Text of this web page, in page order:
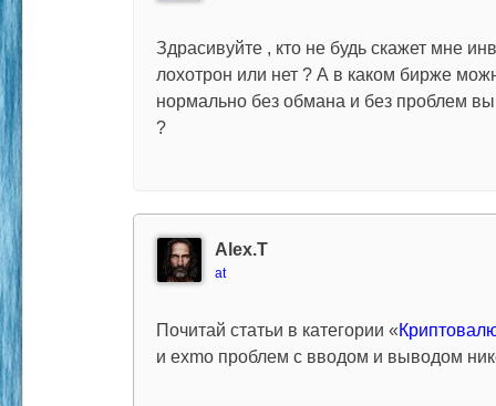
Здрасивуйте , кто не будь скажет мне
лохотрон или нет ? А в каком бирже
нормально без обмана и без проблем
?
Alex.T
at
Почитай статьи в категории «
и exmo проблем с вводом и выводом